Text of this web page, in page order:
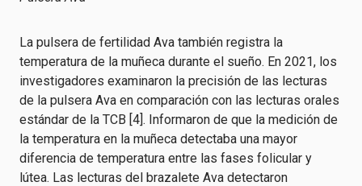
La pulsera de fertilidad Ava también registra la
temperatura de la muñeca durante el sueño. En 2021, los
investigadores examinaron la precisión de las lecturas
de la pulsera Ava en comparación con las lecturas orales
estándar de la TCB [4]. Informaron de que la medición de
la temperatura en la muñeca detectaba una mayor
diferencia de temperatura entre las fases folicular y
lútea. Las lecturas del brazalete Ava detectaron